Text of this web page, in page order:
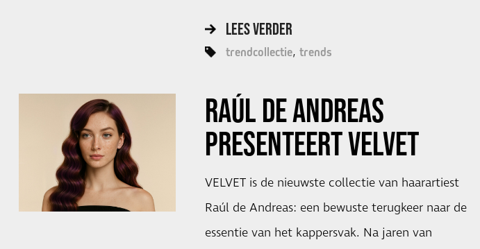
LEES VERDER
trendcollectie trends
RAÚL DE ANDREAS
PRESENTEERT VELVET
VELVET is de nieuwste collectie van haarartiest
Raúl de Andreas: een bewuste terugkeer naar de
essentie van het kappersvak. Na jaren van